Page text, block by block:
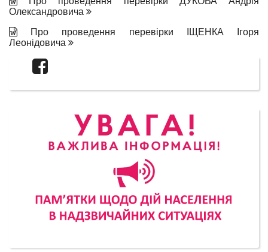
Олександровича
Про проведення перевірки ІЩЕНКА Ігоря
Леонідовича